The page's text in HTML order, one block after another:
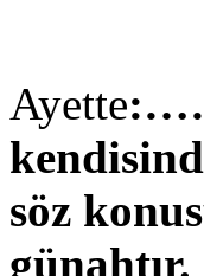
Ayette
söz
günahtır.